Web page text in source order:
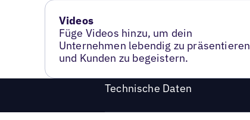
Videos
Füge Videos hinzu, um dein
Unternehmen lebendig zu präsentieren
und Kunden zu begeistern.
Technische Daten